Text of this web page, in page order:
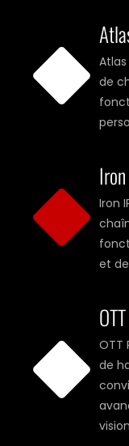
de
Iron
et
OTT
de